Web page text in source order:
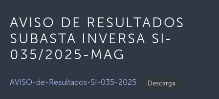
AVISO DE RESULTADOS
SUBASTA INVERSA SI-
035/2025-MAG
AVISO-de-Resultados-SI-035-2025 Descarga